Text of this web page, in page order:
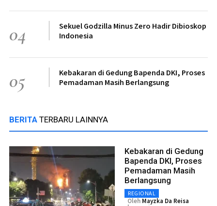
04
Sekuel Godzilla Minus Zero Hadir Dibioskop
Indonesia
05
Kebakaran di Gedung Bapenda DKI, Proses
Pemadaman Masih Berlangsung
BERITA TERBARU LAINNYA
Kebakaran di Gedung
Bapenda DKI, Proses
Pemadaman Masih
Berlangsung
REGIONAL
Oleh Mayzka Da Reisa